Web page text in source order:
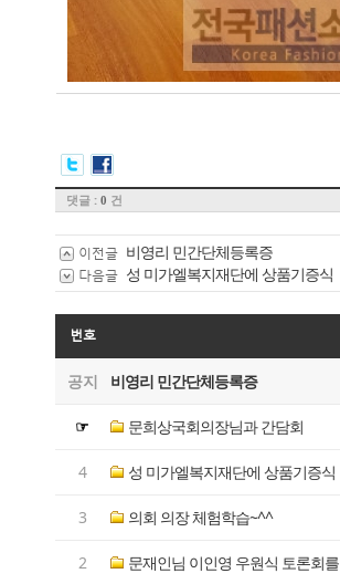
댓글 : 0 건
이전글 비영리 민간단체등록증
다음글 성 미가엘복지재단에 상품기증식
번호
공지 비영리 민간단체등록증
☞ 문희상국회의장님과 간담회
4 성 미가엘복지재단에 상품기증식
3 의회 의장 체험학습~^^
2 문재인님 이인영 우원식 토론회